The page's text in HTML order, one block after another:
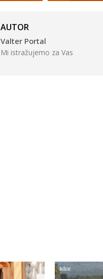
AUTOR
Valter Portal
Mi istražujemo za Vas